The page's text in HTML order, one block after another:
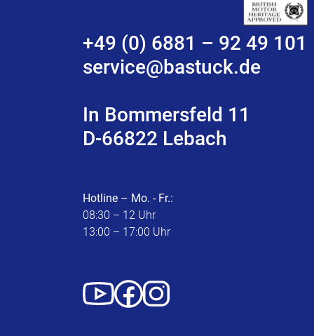
+49 (0) 6881 – 92 49 101
service@bastuck.de
In Bommersfeld 11
D-66822 Lebach
Hotline – Mo. - Fr.:
08:30 – 12 Uhr
13:00 – 17:00 Uhr